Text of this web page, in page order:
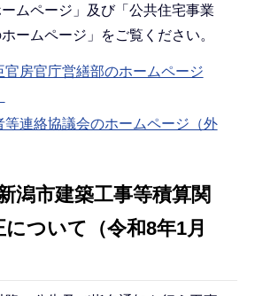
ムページ」及び「公共住宅事業
ームページ」をご覧ください。
官房官庁営繕部のホームページ
等連絡協議会のホームページ（外
潟市建築工事等積算関
ついて（令和8年1月